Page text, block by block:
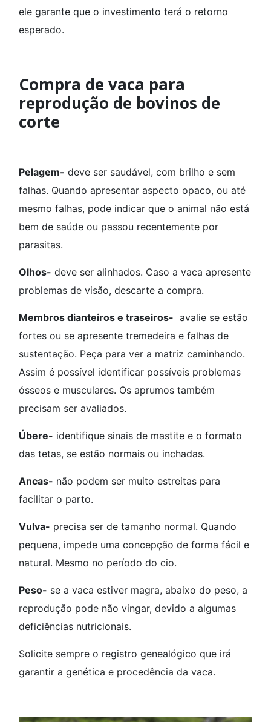
ele garante que o investimento terá o retorno
esperado.
Compra de vaca para
reprodução de bovinos de
corte
Pelagem- deve ser saudável, com brilho e sem
falhas. Quando apresentar aspecto opaco, ou até
mesmo falhas, pode indicar que o animal não está
bem de saúde ou passou recentemente por
parasitas.
Olhos- deve ser alinhados. Caso a vaca apresente
problemas de visão, descarte a compra.
Membros dianteiros e traseiros- avalie se estão
fortes ou se apresente tremedeira e falhas de
sustentação. Peça para ver a matriz caminhando.
Assim é possível identificar possíveis problemas
ósseos e musculares. Os aprumos também
precisam ser avaliados.
Úbere- identifique sinais de mastite e o formato
das tetas, se estão normais ou inchadas.
Ancas- não podem ser muito estreitas para
facilitar o parto.
Vulva- precisa ser de tamanho normal. Quando
pequena, impede uma concepção de forma fácil e
natural. Mesmo no período do cio.
Peso- se a vaca estiver magra, abaixo do peso, a
reprodução pode não vingar, devido a algumas
deficiências nutricionais.
Solicite sempre o registro genealógico que irá
garantir a genética e procedência da vaca.